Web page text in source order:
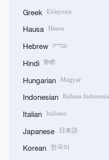
Greek Ελληνικά
Hausa Hausa
Hebrew עברית
Hindi हिन्दी
Hungarian Magyar
Indonesian Bahasa Indonesia
Italian Italiano
Japanese 日本語
Korean 한국어